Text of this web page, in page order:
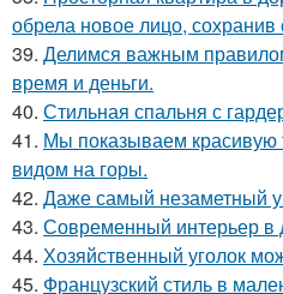
обрела новое лицо,
39. Делимся важным
время и деньги.
40. Стильная спальня с
41. Мы показываем
видом на горы.
42. Даже самый незаметный
43. Современный интерьер в
44. Хозяйственный уголок
45. Французский стиль в